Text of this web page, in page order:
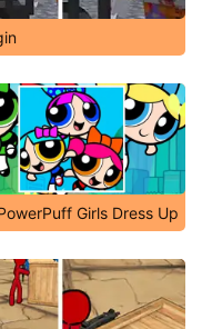
Girls Dress Up